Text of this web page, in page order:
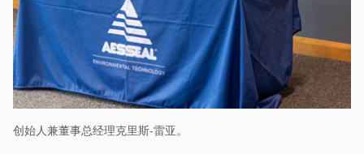
创始人兼董事总经理克里斯-雷亚。